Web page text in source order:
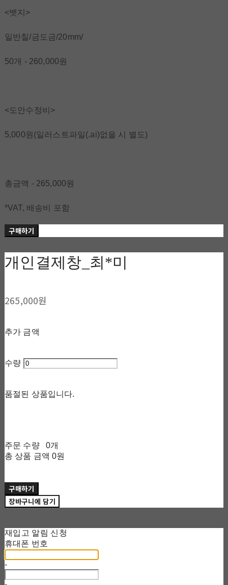
<뱃지>
일반칠/금도금/20mm/
50개 - 260,000원
<도안수정비>
5,000원(일러스트파일(.ai)없을 시 별도)
총금액 - 265,000원
*VAT, 배송비 포함
구매하기
개인결제창_최*미
265,000원
추가 금액
수량
품절된 상품입니다.
주문 수량
0개
총 상품 금액 0원
구매하기
장바구니에 담기
재입고 알림 신청
휴대폰 번호
-